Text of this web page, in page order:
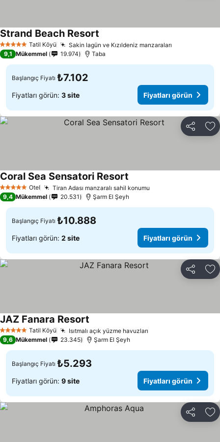
5 Yıldız Tatil Köyü Sakin lagün ve Kızıldeniz manzaraları
Strand Beach Resort
9,1 Mükemmel 19.974 Taba
Başlangıç Fiyatı ₺7.102
Fiyatları görün: 3 site Fiyatları görün
Paylaş
5 Yıldız Otel Tiran Adası manzaralı sahil konumu
Coral Sea Sensatori Resort
9,4 Mükemmel 20.531 Şarm El Şeyh
Başlangıç Fiyatı ₺10.888
Fiyatları görün: 2 site Fiyatları görün
Paylaş
5 Yıldız Tatil Köyü Isıtmalı açık yüzme havuzları
JAZ Fanara Resort
9,6 Mükemmel 23.345 Şarm El Şeyh
Başlangıç Fiyatı ₺5.293
Fiyatları görün: 9 site Fiyatları görün
Paylaş